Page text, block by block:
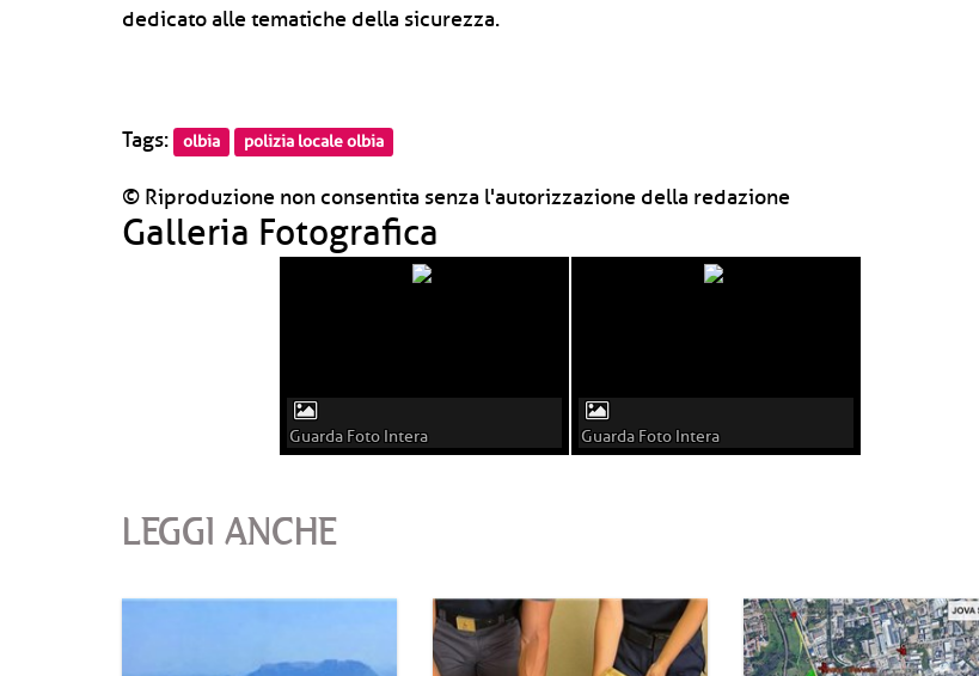
dedicato alle tematiche della sicurezza.
Tags: olbia polizia locale olbia
© Riproduzione non consentita senza l'autorizzazione della redazione
Galleria Fotografica
Guarda Foto Intera Guarda Foto Intera
LEGGI ANCHE